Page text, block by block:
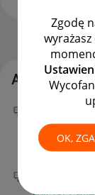
Zgodę
OK,
Strona
Aktywność
Twój nowy
można już